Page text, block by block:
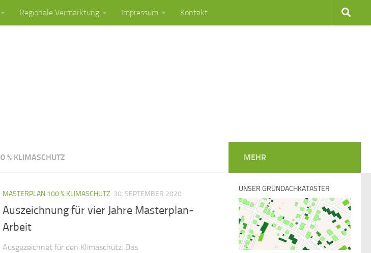
Regionale Vermarktung Impressum Kontakt
% KLIMASCHUTZ
MASTERPLAN 100 % KLIMASCHUTZ 30. SEPTEMBER 2020
Auszeichnung für vier Jahre Masterplan-
Arbeit
Ausgezeichnet für den Klimaschutz: Das
MEHR
UNSER GRÜNDACHKATASTER